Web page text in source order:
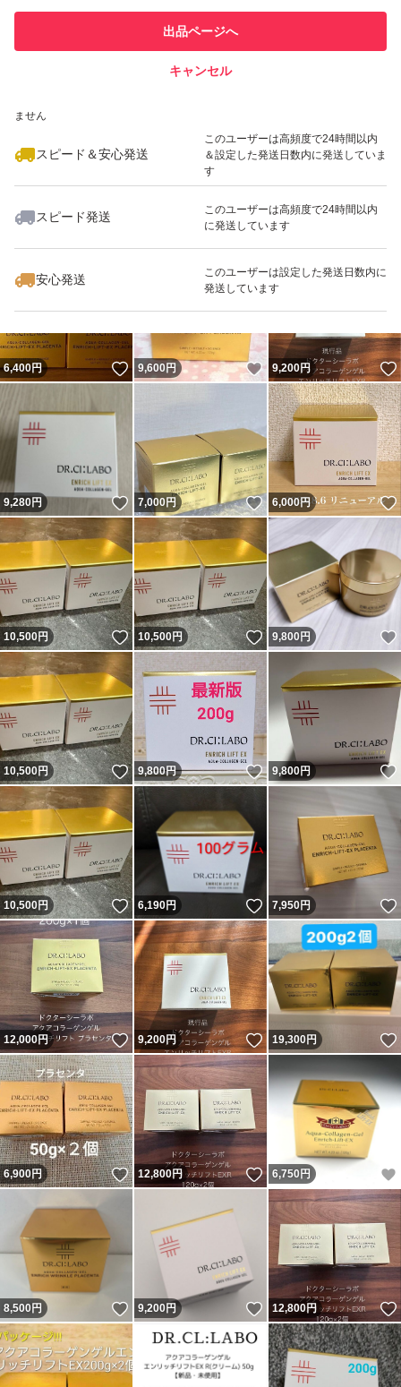
での取引実績があります
ません
スピード＆安心発送
このユーザーは高頻度で24時間以内
＆設定した発送日数内に発送していま
す
スピード発送
このユーザーは高頻度で24時間以内
に発送しています
安心発送
このユーザーは設定した発送日数内に
発送しています
出品ページへ
キャンセル
いいね！
11,800
6,400円 いいね！
9,600円 いいね！
9,200円
9,280円 いいね！
7,000円 いいね！
6,000円
10,500円 いいね！
10,500円 いいね！
9,800円
10,500円 いいね！
9,800円 いいね！
9,800円
10,500円 いいね！
6,190円 いいね！
7,950円
12,000円 いいね！
9,200円 いいね！
19,300円
6,900円 いいね！
12,800円 いいね！
6,750 円
8,500円 いいね！
9,200円 いいね！
12,800円